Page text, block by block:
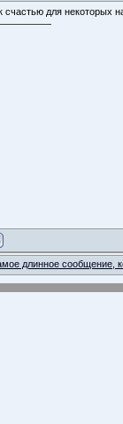
счастью для некоторых
длинное сообщение,